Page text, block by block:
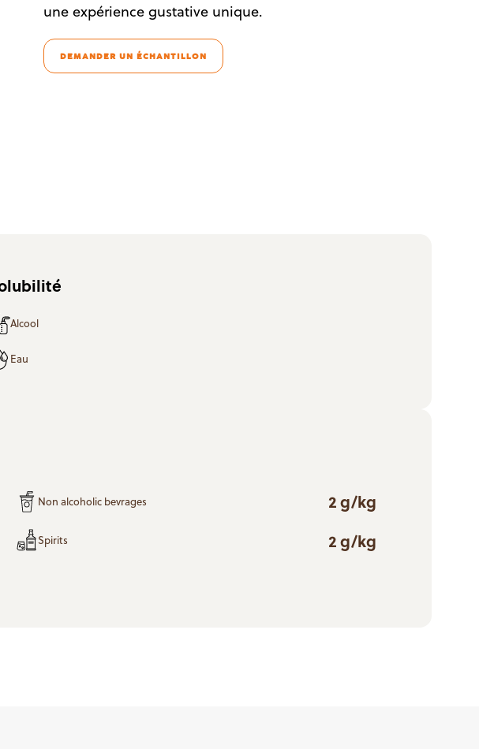
une expérience gustative unique.
DEMANDER UN ÉCHANTILLON
Alcool
Eau
Non alcoholic bevrages 2 g/kg
Spirits 2 g/kg